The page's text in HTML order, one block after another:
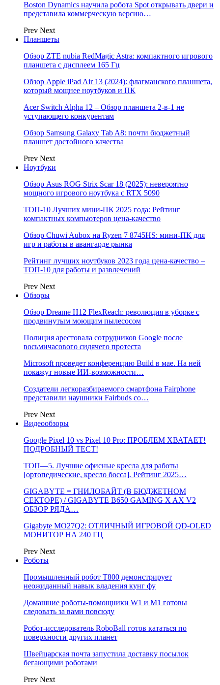
Boston Dynamics научила робота Spot открывать двери и
представила коммерческую версию…
Prev Next
Планшеты
Обзор ZTE nubia RedMagic Astra: компактного игрового
планшета с дисплеем 165 Гц
Обзор Apple iPad Air 13 (2024): флагманского планшета,
который мощнее ноутбуков и ПК
Acer Switch Alpha 12 – Обзор планшета 2-в-1 не
уступающего конкурентам
Обзор Samsung Galaxy Tab A8: почти бюджетный
планшет достойного качества
Prev Next
Ноутбуки
Обзор Asus ROG Strix Scar 18 (2025): невероятно
мощного игрового ноутбука с RTX 5090
ТОП-10 Лучших мини-ПК 2025 года: Рейтинг
компактных компьютеров цена-качество
Обзор Chuwi Aubox на Ryzen 7 8745HS: мини-ПК для
игр и работы в авангарде рынка
Рейтинг лучших ноутбуков 2023 года цена-качество –
ТОП-10 для работы и развлечений
Prev Next
Обзоры
Обзор Dreame H12 FlexReach: революция в уборке с
продвинутым моющим пылесосом
Полиция арестовала сотрудников Google после
восьмичасового сидячего протеста
Microsoft проведет конференцию Build в мае. На ней
покажут новые ИИ-возможности…
Создатели легкоразбираемого смартфона Fairphone
представили наушники Fairbuds со…
Prev Next
Видеообзоры
Google Pixel 10 vs Pixel 10 Pro: ПРОБЛЕМ ХВАТАЕТ!
ПОДРОБНЫЙ ТЕСТ!
ТОП—5. Лучшие офисные кресла для работы
[ортопедические, кресло босса]. Рейтинг 2025…
GIGABYTE = ГНИЛОБАЙТ (В БЮДЖЕТНОМ
СЕКТОРЕ) / GIGABYTE B650 GAMING X AX V2
ОБЗОР РЯДА…
Gigabyte MO27Q2: ОТЛИЧНЫЙ ИГРОВОЙ QD-OLED
МОНИТОР НА 240 ГЦ
Prev Next
Роботы
Промышленный робот Т800 демонстрирует
неожиданный навык владения кунг фу
Домашние роботы-помощники W1 и M1 готовы
следовать за вами повсюду
Робот-исследователь RoboBall готов кататься по
поверхности других планет
Швейцарская почта запустила доставку посылок
бегающими роботами
Prev Next